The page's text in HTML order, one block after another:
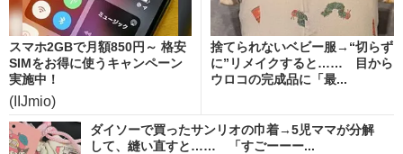
スマホ2GBで月額850円～ 格安
SIMをお得に使うキャンペーン
実施中！
(IIJmio)
捨てられないベビー服→“切らず
に”リメイクすると…… 目から
ウロコの完成品に「最...
ダイソーで買ったサンリオの巾着→5児ママが分解
して、縫い直すと…… 「すごーーー...